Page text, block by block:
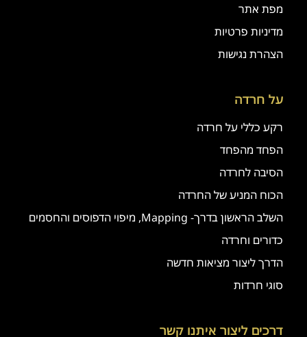
מפת אתר
מדיניות פרטיות
הצהרת נגישות
על חרדה
רקע כללי על חרדה
הפחד מהפחד
הסיבה לחרדה
הכוח המניע של החרדה
השלב הראשון בדרך- Mapping, מיפוי הדפוסים והחסמים
כדורים וחרדה
הדרך ליצור מציאות חדשה
סוגי חרדות
דרכים ליצור איתנו קשר